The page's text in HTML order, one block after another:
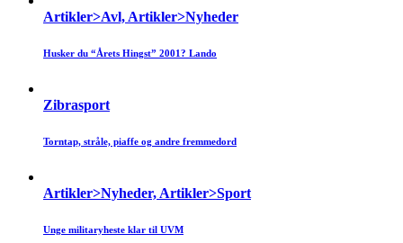
Artikler>Avl, Artikler>Nyheder
Husker du “Årets Hingst” 2001? Lando
Zibrasport
Torntap, stråle, piaffe og andre fremmedord
Artikler>Nyheder, Artikler>Sport
Unge militaryheste klar til UVM